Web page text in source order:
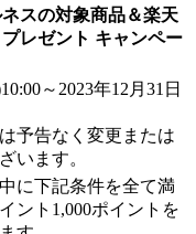
スの対象商品＆楽天
レゼント キャンペー
～2023年12月31日
予告なく変更または
います。
に下記条件を全て満
ント1,000ポイントを